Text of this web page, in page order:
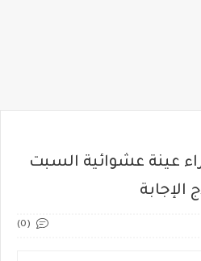
عينة عشوائية السبت
الإجابة
(0)